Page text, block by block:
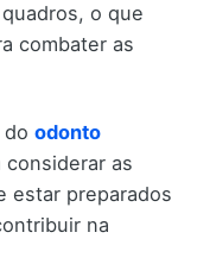
o que
combater as
odonto
as
estar preparados
na